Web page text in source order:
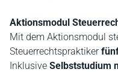
Aktionsmodul
Mit dem Aktionsmodul
Steuerrechtspraktiker
Inklusive Selbststudium